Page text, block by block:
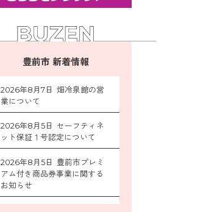
豊前市 新着情報
2026年8月7日 畑冷泉館の営
業について
2026年8月5日 セーフティネ
ット保証１号認定について
2026年8月5日 豊前市プレミ
アム付き商品券事業に関する
お知らせ